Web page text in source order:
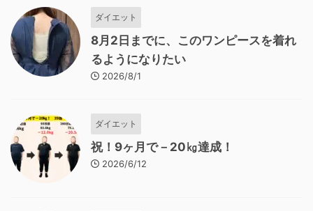
ダイエット
8月2日までに、このワンピースを着れ
るようになりたい
2026/8/1
ダイエット
祝！9ヶ月で－20㎏達成！
2026/6/12